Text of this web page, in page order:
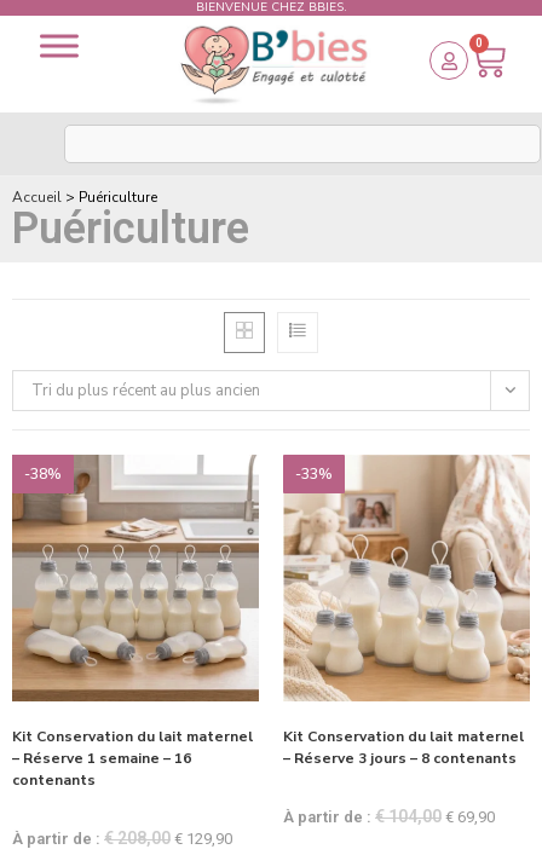
BIENVENUE CHEZ BBIES.
0
Accueil > Puériculture
Puériculture
Tri du plus récent au plus ancien
-38%
Kit Conservation du lait maternel
– Réserve 1 semaine – 16
contenants
À partir de : €208,00 € 129,90
-33%
Kit Conservation du lait maternel
– Réserve 3 jours – 8 contenants
À partir de : €104,00 € 69,90